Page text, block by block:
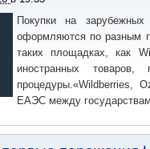
Покупки на
оформляются по разным
таких площадках, как
иностранных
процедуры.«Wildberries,
ЕАЭС между